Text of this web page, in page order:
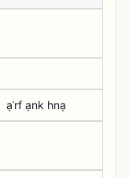
ạʿrf ạnk hnạ